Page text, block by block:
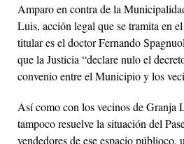
Amparo en contra de la
Luis, acción legal que se tramita en
titular es el doctor Fernando
que la Justicia “declare nulo el
convenio entre el Municipio y los
Así como con los vecinos de Granja
tampoco resuelve la situación del
vendedores de ese espacio públioco,